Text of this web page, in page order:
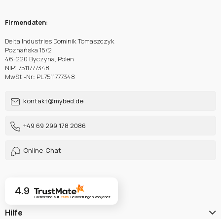
Firmendaten:
Delta Industries Dominik Tomaszczyk
Poznańska 15/2
46-220 Byczyna, Polen
NIP: 7511777348
MwSt.-Nr: PL7511777348
kontakt@mybed.de
+49 69 299 178 2086
Online-Chat
4.9
Basierend auf 2969Bewertungen von jeher
Hilfe